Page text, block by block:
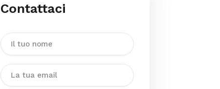
Contattaci